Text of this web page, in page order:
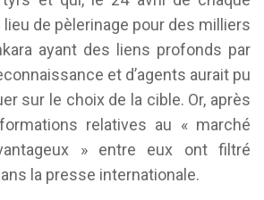
lieu de pèlerinage pour des milliers
ayant des liens profonds par
et d’agents aurait pu
sur le choix de la cible. Or, après
relatives au « marché
» entre eux ont filtré
la presse internationale.